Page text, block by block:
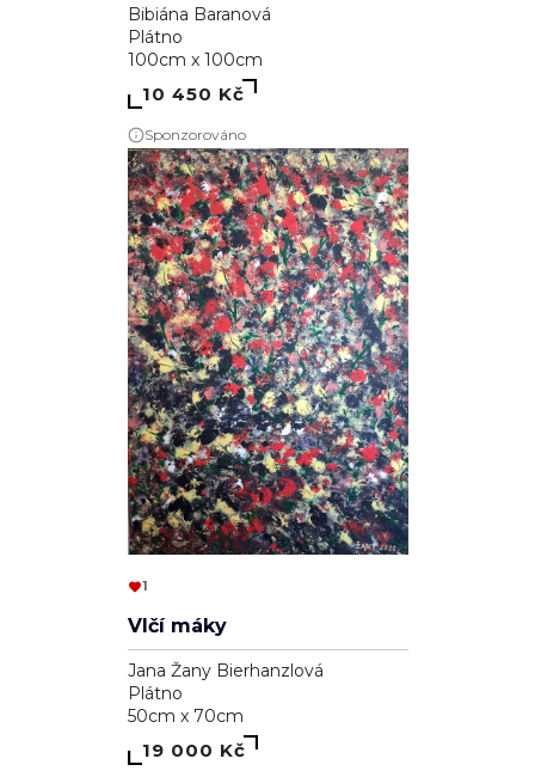
Bibiána Baranová
Plátno
100cm x 100cm
10 450 Kč
Sponzorováno
1
Vlčí máky
Jana Žany Bierhanzlová
Plátno
50cm x 70cm
19 000 Kč